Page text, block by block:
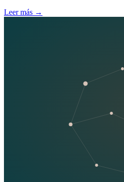
Leer más →